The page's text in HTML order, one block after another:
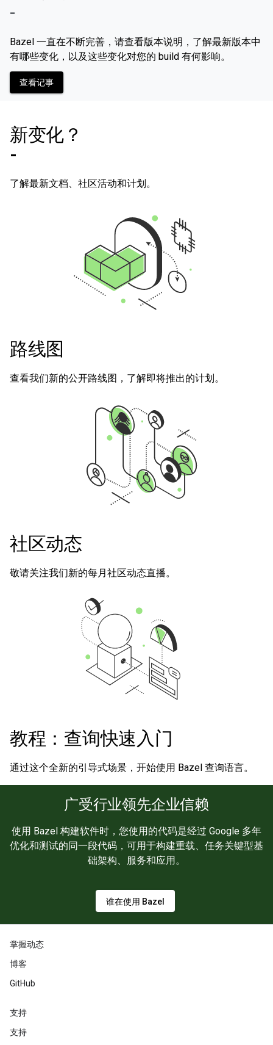
-
Bazel 一直在不断完善，请查看版本说明，了解最新版本中
有哪些变化，以及这些变化对您的 build 有何影响。
查看记事
新变化？
-
了解最新文档、社区活动和计划。
路线图
查看我们新的公开路线图，了解即将推出的计划。
社区动态
敬请关注我们新的每月社区动态直播。
教程：查询快速入门
通过这个全新的引导式场景，开始使用 Bazel 查询语言。
广受行业领先企业信赖
使用 Bazel 构建软件时，您使用的代码是经过 Google 多年
优化和测试的同一段代码，可用于构建重载、任务关键型基
础架构、服务和应用。
谁在使用 Bazel
掌握动态
博客
GitHub
支持
支持